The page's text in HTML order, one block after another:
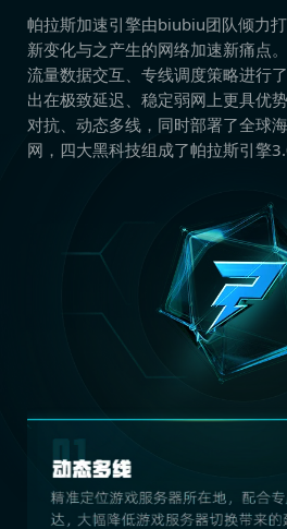
帕拉斯加速引擎由biubiu团队倾力
新变化与之产生的网络加速新痛点
流量数据交互、专线调度策略进行
出在极致延迟、稳定弱网上更具优
对抗、动态多线，同时部署了全球
网，四大黑科技组成了帕拉斯引擎